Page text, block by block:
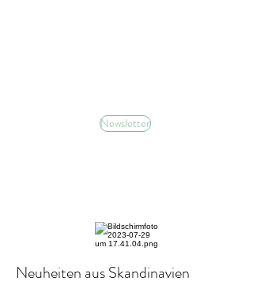
Newsletter
Neuheiten aus Skandinavien